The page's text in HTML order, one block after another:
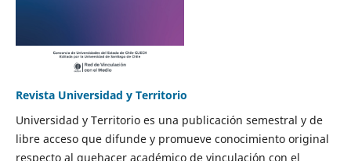
Revista Universidad y Territorio
Universidad y Territorio es una publicación semestral y de
libre acceso que difunde y promueve conocimiento original
respecto al quehacer académico de vinculación con el